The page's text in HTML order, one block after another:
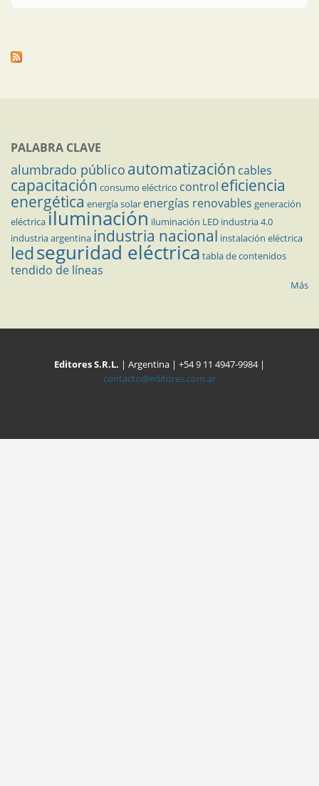
PALABRA CLAVE
alumbrado público automatización cables
capacitación consumo eléctrico control eficiencia
energética energía solar energías renovables generación
eléctricailuminación iluminación LED industria 4.0
industria argentina industria nacional instalación eléctrica
ledseguridad eléctrica tabla de contenidos
tendido de líneas
Más
Editores S.R.L. | Argentina | +54 9 11 4947-9984 |
contacto@editores.com.ar